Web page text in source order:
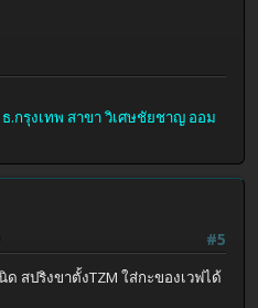
กรุงเทพ สาขา วิเศษชัยชาญ ออม
#5
สปริงขาตั้งTZM ใส่กะของเวฟได้